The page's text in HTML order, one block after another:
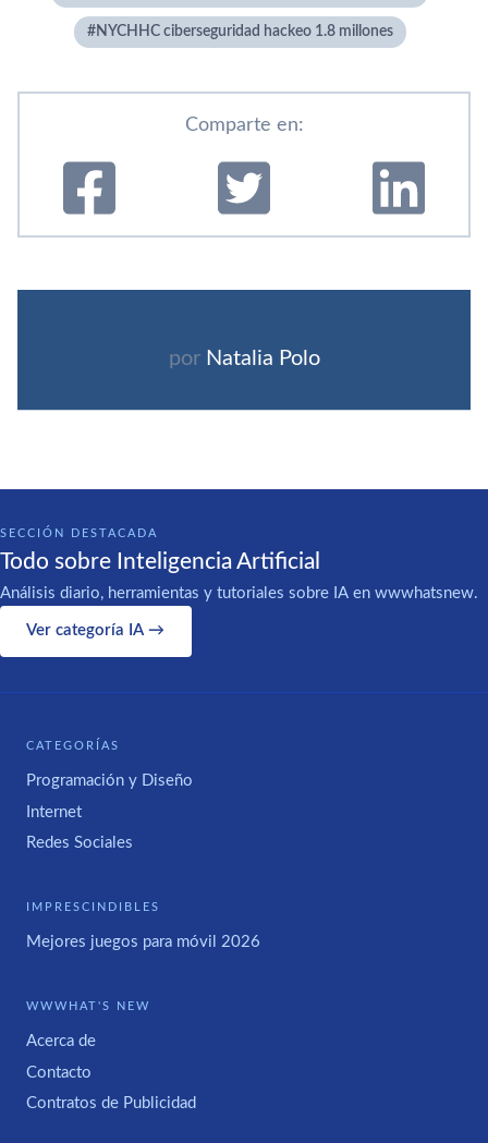
NYCHHC ciberseguridad hackeo 1.8 millones
Comparte en:
por Natalia Polo
SECCIÓN DESTACADA
Todo sobre Inteligencia Artificial
Análisis diario, herramientas y tutoriales sobre IA en wwwhatsnew.
Ver categoría IA →
CATEGORÍAS
Programación y Diseño
Internet
Redes Sociales
IMPRESCINDIBLES
Mejores juegos para móvil 2026
WWWHAT'S NEW
Acerca de
Contacto
Contratos de Publicidad